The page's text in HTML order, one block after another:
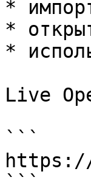
*
*
*
Live
```
https://
```